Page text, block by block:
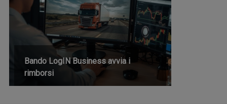
Bando LogIN Business avvia i
rimborsi